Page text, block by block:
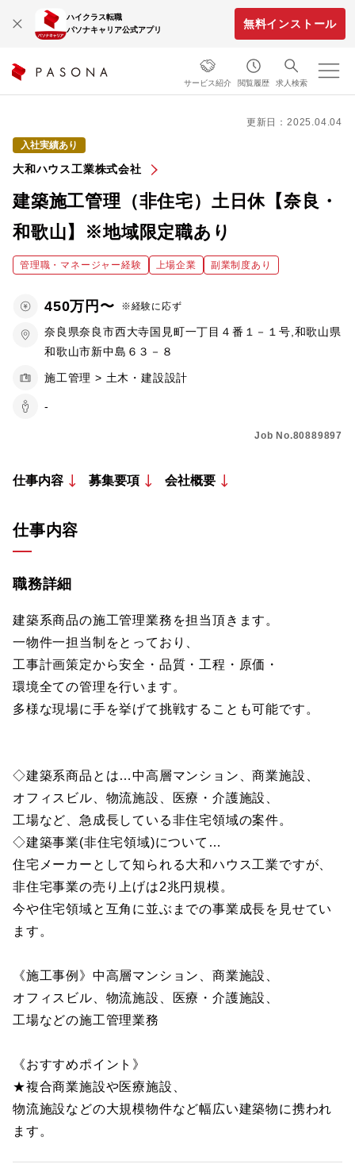
ハイクラス転職
パソナキャリア公式アプリ
無料インストール
サービス紹介 閲覧履歴 求人検索
更新日：2025.04.04
入社実績あり
大和ハウス工業株式会社
建築施工管理（非住宅）土日休【奈良・
和歌山】※地域限定職あり
管理職・マネージャー経験 上場企業 副業制度あり
450万円〜 ※経験に応ず
奈良県奈良市西大寺国見町一丁目４番１－１号,和歌山県
和歌山市新中島６３－８
施工管理 > 土木・建設設計
-
Job No.80889897
仕事内容 募集要項 会社概要
仕事内容
職務詳細
建築系商品の施工管理業務を担当頂きます。
一物件一担当制をとっており、
工事計画策定から安全・品質・工程・原価・
環境全ての管理を行います。
多様な現場に手を挙げて挑戦することも可能です。
◇建築系商品とは…中高層マンション、商業施設、
オフィスビル、物流施設、医療・介護施設、
工場など、急成長している非住宅領域の案件。
◇建築事業(非住宅領域)について…
住宅メーカーとして知られる大和ハウス工業ですが、
非住宅事業の売り上げは2兆円規模。
今や住宅領域と互角に並ぶまでの事業成長を見せてい
ます。
《施工事例》中高層マンション、商業施設、
オフィスビル、物流施設、医療・介護施設、
工場などの施工管理業務
《おすすめポイント》
★複合商業施設や医療施設、
物流施設などの大規模物件など幅広い建築物に携われ
ます。